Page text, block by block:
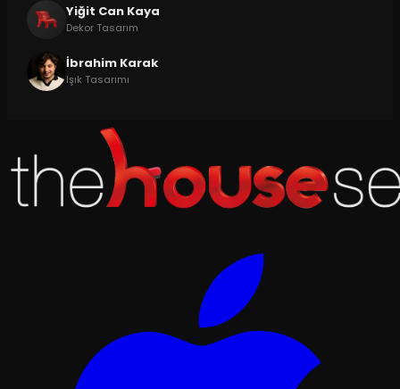
Yiğit Can Kaya
Dekor Tasarım
İbrahim Karak
Işık Tasarımı